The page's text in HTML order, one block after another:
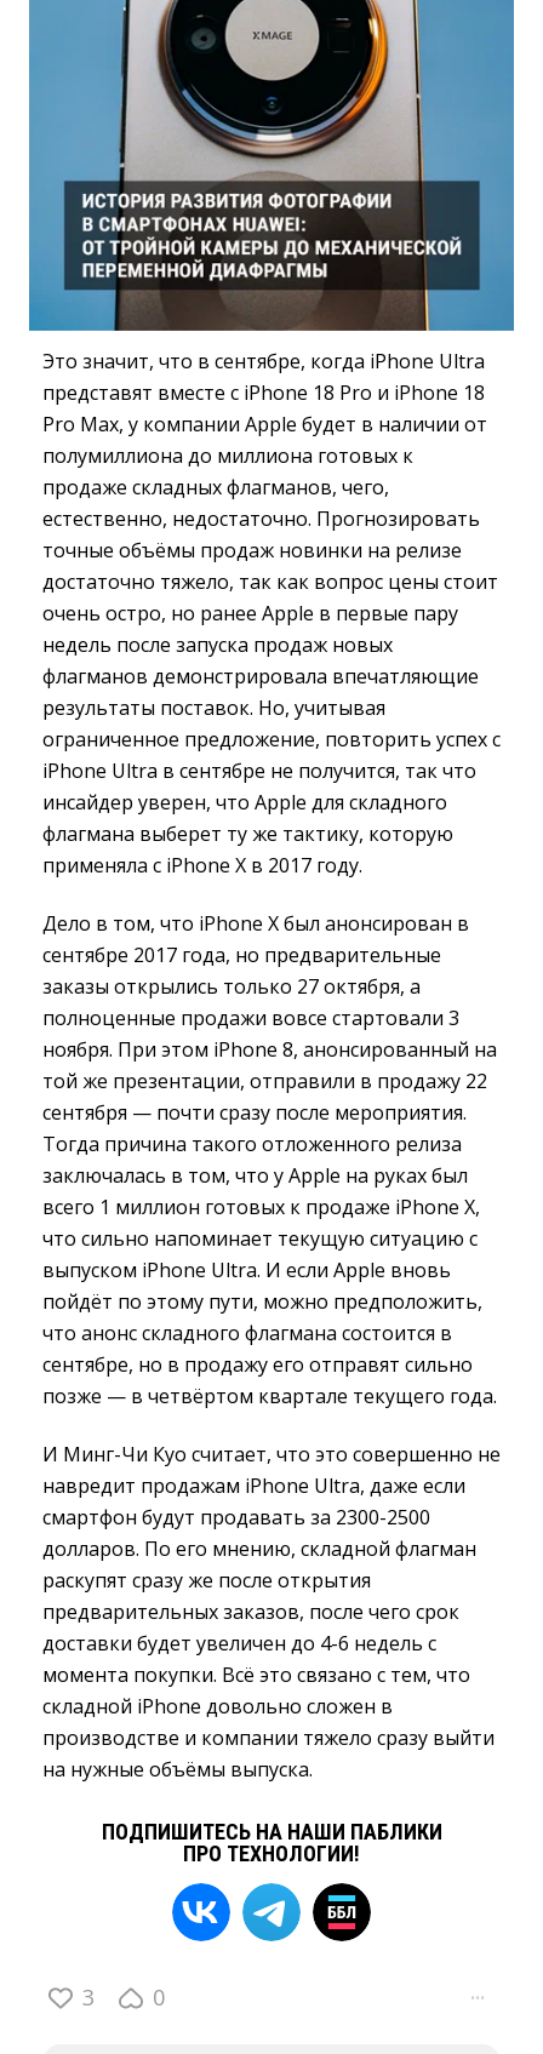
Это значит, что в сентябре, когда iPhone Ultra
представят вместе с iPhone 18 Pro и iPhone 18
Pro Max, у компании Apple будет в наличии от
полумиллиона до миллиона готовых к
продаже складных флагманов, чего,
естественно, недостаточно. Прогнозировать
точные объёмы продаж новинки на релизе
достаточно тяжело, так как вопрос цены стоит
очень остро, но ранее Apple в первые пару
недель после запуска продаж новых
флагманов демонстрировала впечатляющие
результаты поставок. Но, учитывая
ограниченное предложение, повторить успех с
iPhone Ultra в сентябре не получится, так что
инсайдер уверен, что Apple для складного
флагмана выберет ту же тактику, которую
применяла с iPhone X в 2017 году.
Дело в том, что iPhone X был анонсирован в
сентябре 2017 года, но предварительные
заказы открылись только 27 октября, а
полноценные продажи вовсе стартовали 3
ноября. При этом iPhone 8, анонсированный на
той же презентации, отправили в продажу 22
сентября — почти сразу после мероприятия.
Тогда причина такого отложенного релиза
заключалась в том, что у Apple на руках был
всего 1 миллион готовых к продаже iPhone X,
что сильно напоминает текущую ситуацию с
выпуском iPhone Ultra. И если Apple вновь
пойдёт по этому пути, можно предположить,
что анонс складного флагмана состоится в
сентябре, но в продажу его отправят сильно
позже — в четвёртом квартале текущего года.
И Минг-Чи Куо считает, что это совершенно не
навредит продажам iPhone Ultra, даже если
смартфон будут продавать за 2300-2500
долларов. По его мнению, складной флагман
раскупят сразу же после открытия
предварительных заказов, после чего срок
доставки будет увеличен до 4-6 недель с
момента покупки. Всё это связано с тем, что
складной iPhone довольно сложен в
производстве и компании тяжело сразу выйти
на нужные объёмы выпуска.
ПОДПИШИТЕСЬ НА НАШИ ПАБЛИКИ
ПРО ТЕХНОЛОГИИ!
3 0 ···